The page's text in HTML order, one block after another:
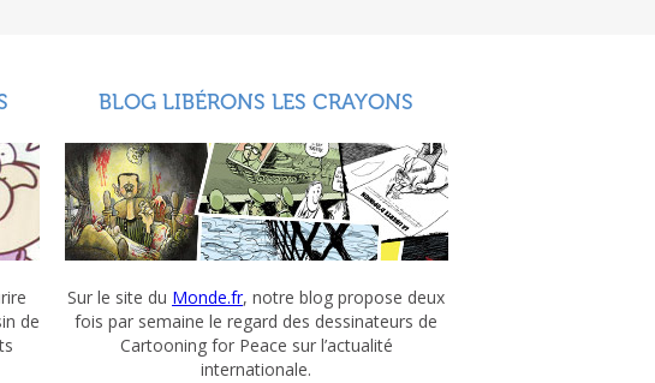
de
BLOG LIBÉRONS LES CRAYONS
Sur le site du Monde.fr, notre blog propose deux
fois par semaine le regard des dessinateurs de
Cartooning for Peace sur l’actualité
internationale.